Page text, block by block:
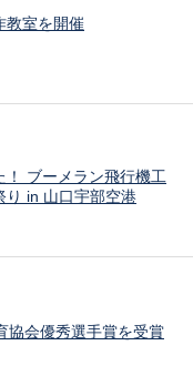
教室を開催
ブーメラン飛行機工
り in 山口宇部空港
協会優秀選手賞を受賞